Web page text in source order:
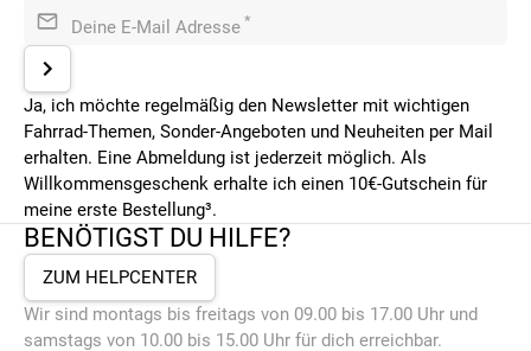
Deine E-Mail Adresse *
Ja, ich möchte regelmäßig den Newsletter mit wichtigen
Fahrrad-Themen, Sonder-Angeboten und Neuheiten per Mail
erhalten. Eine Abmeldung ist jederzeit möglich. Als
Willkommensgeschenk erhalte ich einen 10€-Gutschein für
meine erste Bestellung³.
BENÖTIGST DU HILFE?
ZUM HELPCENTER
Wir sind montags bis freitags von 09.00 bis 17.00 Uhr und
samstags von 10.00 bis 15.00 Uhr für dich erreichbar.